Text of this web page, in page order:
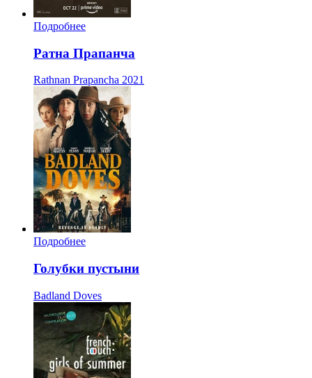
Подробнее
Ратна Прапанча
Rathnan Prapancha 2021
Подробнее
Голубки пустыни
Badland Doves